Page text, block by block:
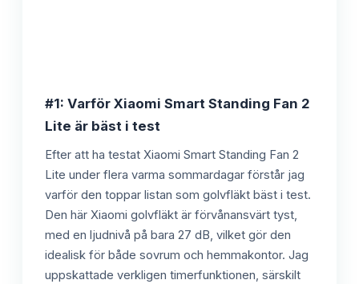
#1: Varför Xiaomi Smart Standing Fan 2
Lite är bäst i test
Efter att ha testat Xiaomi Smart Standing Fan 2
Lite under flera varma sommardagar förstår jag
varför den toppar listan som golvfläkt bäst i test.
Den här Xiaomi golvfläkt är förvånansvärt tyst,
med en ljudnivå på bara 27 dB, vilket gör den
idealisk för både sovrum och hemmakontor. Jag
uppskattade verkligen timerfunktionen, särskilt